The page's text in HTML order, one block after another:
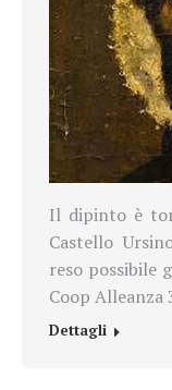
Il dipinto è
Castello
reso possibile
Coop Alleanza
Dettagli